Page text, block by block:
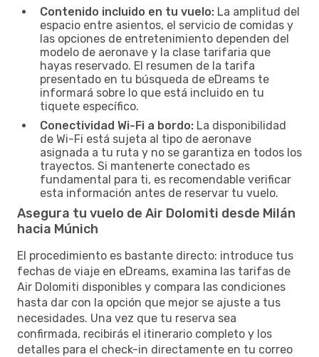
Contenido incluido en tu vuelo: La amplitud del
espacio entre asientos, el servicio de comidas y
las opciones de entretenimiento dependen del
modelo de aeronave y la clase tarifaria que
hayas reservado. El resumen de la tarifa
presentado en tu búsqueda de eDreams te
informará sobre lo que está incluido en tu
tiquete específico.
Conectividad Wi-Fi a bordo: La disponibilidad
de Wi-Fi está sujeta al tipo de aeronave
asignada a tu ruta y no se garantiza en todos los
trayectos. Si mantenerte conectado es
fundamental para ti, es recomendable verificar
esta información antes de reservar tu vuelo.
Asegura tu vuelo de Air Dolomiti desde Milán
hacia Múnich
El procedimiento es bastante directo: introduce tus
fechas de viaje en eDreams, examina las tarifas de
Air Dolomiti disponibles y compara las condiciones
hasta dar con la opción que mejor se ajuste a tus
necesidades. Una vez que tu reserva sea
confirmada, recibirás el itinerario completo y los
detalles para el check-in directamente en tu correo